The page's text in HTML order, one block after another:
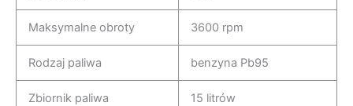
Maksymalne obroty 3600 rpm
Rodzaj paliwa benzyna Pb95
Zbiornik paliwa 15 litrów